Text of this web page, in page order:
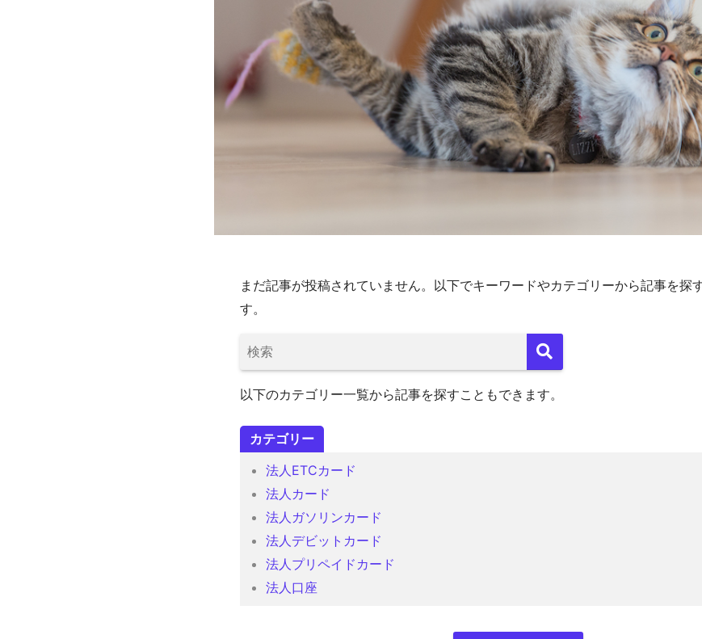
まだ記事が投稿されていません。以下でキーワードやカテゴリーから記事を探
す。
以下のカテゴリー一覧から記事を探すこともできます。
カテゴリー
法人ETCカード
法人カード
法人ガソリンカード
法人デビットカード
法人プリペイドカード
法人口座